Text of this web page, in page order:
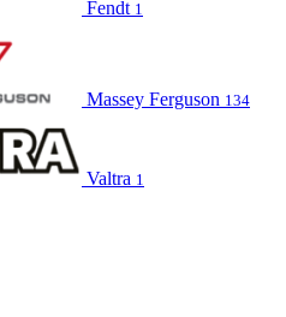
Fendt 1
Massey Ferguson 134
Valtra 1